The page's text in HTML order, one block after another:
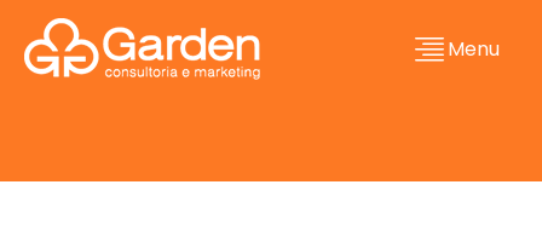
Menu